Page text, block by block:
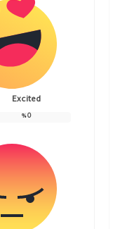
Excited
0
%